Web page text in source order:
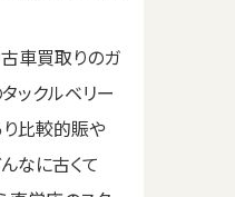
車買取りのガ
ックルベリー
比較的賑や
なに古くて